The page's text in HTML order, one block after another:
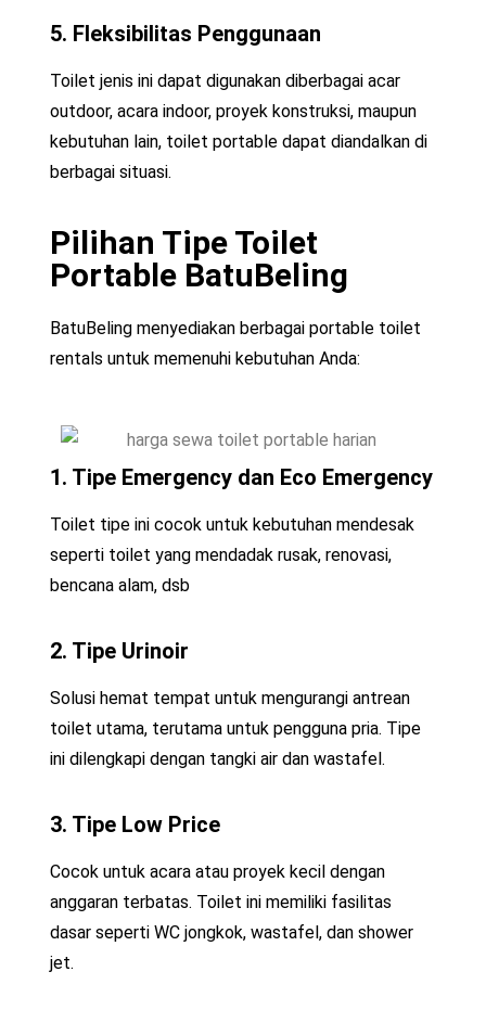
5. Fleksibilitas Penggunaan
Toilet jenis ini dapat digunakan diberbagai acar
outdoor, acara indoor, proyek konstruksi, maupun
kebutuhan lain, toilet portable dapat diandalkan di
berbagai situasi.
Pilihan Tipe Toilet
Portable BatuBeling
BatuBeling menyediakan berbagai portable toilet
rentals untuk memenuhi kebutuhan Anda:
1. Tipe Emergency dan Eco Emergency
Toilet tipe ini cocok untuk kebutuhan mendesak
seperti toilet yang mendadak rusak, renovasi,
bencana alam, dsb
2. Tipe Urinoir
Solusi hemat tempat untuk mengurangi antrean
toilet utama, terutama untuk pengguna pria. Tipe
ini dilengkapi dengan tangki air dan wastafel.
3. Tipe Low Price
Cocok untuk acara atau proyek kecil dengan
anggaran terbatas. Toilet ini memiliki fasilitas
dasar seperti WC jongkok, wastafel, dan shower
jet.